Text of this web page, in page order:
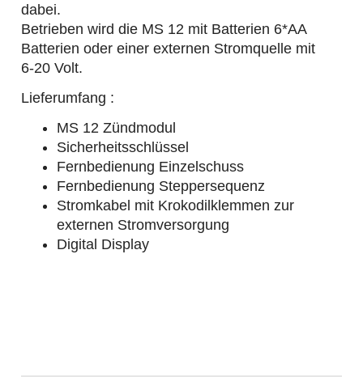
dabei.
Betrieben wird die MS 12 mit Batterien 6*AA
Batterien oder einer externen Stromquelle mit
6-20 Volt.
Lieferumfang :
MS 12 Zündmodul
Sicherheitsschlüssel
Fernbedienung Einzelschuss
Fernbedienung Steppersequenz
Stromkabel mit Krokodilklemmen zur
externen Stromversorgung
Digital Display